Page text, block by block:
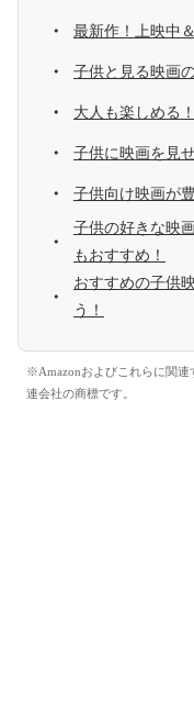
最新作！上映中
子供と見る映画
大人も楽しめる
子供に映画を見
子供向け映画が
子供の好きな映
もおすすめ！
おすすめの子供
う！
※Amazonおよびこれらに関連
連会社の商標です。